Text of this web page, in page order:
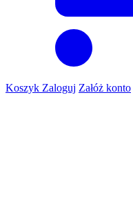
Koszyk Zaloguj Załóż konto